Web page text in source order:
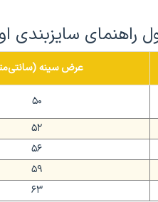
راهنمای سایزبندی
عرض سینه
50
52
56
59
63